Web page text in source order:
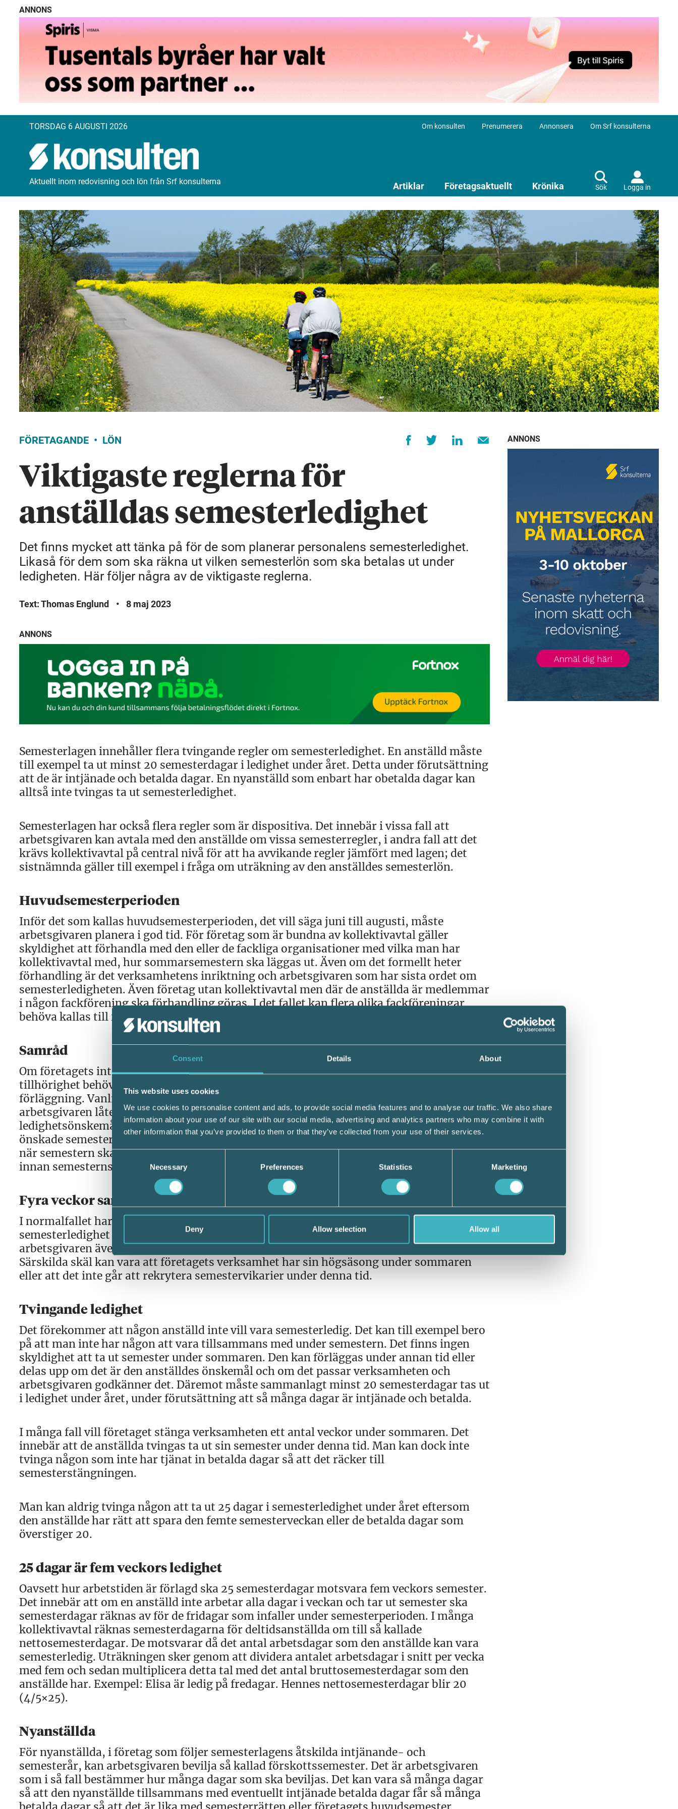
Consent Details About
This website uses cookies
We use cookies to personalise content and ads, to provide social media features and to analyse our traffic. We also share
information about your use of our site with our social media, advertising and analytics partners who may combine it with
other information that you’ve provided to them or that they’ve collected from your use of their services.
Consent
Selection
Necessary Preferences Statistics Marketing
Deny Allow selection Allow all
ANNONS
TORSDAG 6 AUGUSTI 2026 Om konsulten Prenumerera Annonsera Om Srf konsulterna
Aktuellt inom redovisning och lön från Srf konsulterna Artiklar Företagsaktuellt Krönika Sök Logga in
FÖRETAGANDE LÖN
Viktigaste reglerna för
anställdas semesterledighet
Det finns mycket att tänka på för de som planerar personalens semesterledighet.
Likaså för dem som ska räkna ut vilken semesterlön som ska betalas ut under
ledigheten. Här följer några av de viktigaste reglerna.
Text: Thomas Englund • 8 maj 2023
ANNONS
Semesterlagen innehåller flera tvingande regler om semesterledighet. En anställd måste
till exempel ta ut minst 20 semesterdagar i ledighet under året. Detta under förutsättning
att de är intjänade och betalda dagar. En nyanställd som enbart har obetalda dagar kan
alltså inte tvingas ta ut semesterledighet.
Semesterlagen har också flera regler som är dispositiva. Det innebär i vissa fall att
arbetsgivaren kan avtala med den anställde om vissa semesterregler, i andra fall att det
krävs kollektivavtal på central nivå för att ha avvikande regler jämfört med lagen; det
sistnämnda gäller till exempel i fråga om uträkning av den anställdes semesterlön.
Huvudsemesterperioden
Inför det som kallas huvudsemesterperioden, det vill säga juni till augusti, måste
arbetsgivaren planera i god tid. För företag som är bundna av kollektivavtal gäller
skyldighet att förhandla med den eller de fackliga organisationer med vilka man har
kollektivavtal med, hur sommarsemestern ska läggas ut. Även om det formellt heter
förhandling är det verksamhetens inriktning och arbetsgivaren som har sista ordet om
semesterledigheten. Även företag utan kollektivavtal men där de anställda är medlemmar
i någon fackförening ska förhandling göras. I det fallet kan flera olika fackföreningar
behöva kallas till förhandlingen.
Samråd
Om företagets inte omfattas av kollektivavtal eller om det inte finns några med facklig
tillhörighet behöver inte arbetsgivaren förhandla med de anställda om ledighetens
förläggning. Vanligt är dock att någon form av samråd sker. Rent praktiskt kanske
arbetsgivaren låter en semesterlista cirkulera där de anställda noterar sina
ledighetsönskemål. Om arbetsgivaren behöver ändra på någon eller några anställdas
önskade semesterledighet och man inte blir överens om denna bestämmer arbetsgivaren
när semestern ska tas ut, dock måste detta meddelas den anställde senast två månader
innan semesterns början.
Fyra veckor sammanhängande
I normalfallet har de anställda enligt lag rätt till fyra veckors sammanhängande
semesterledighet under sommarperioden juni–augusti. Om särskilda skäl finns kan
arbetsgivaren även utan stöd i kollektivavtal förlägga huvudsemestern på annan tid.
Särskilda skäl kan vara att företagets verksamhet har sin högsäsong under sommaren
eller att det inte går att rekrytera semestervikarier under denna tid.
Tvingande ledighet
Det förekommer att någon anställd inte vill vara semesterledig. Det kan till exempel bero
på att man inte har någon att vara tillsammans med under semestern. Det finns ingen
skyldighet att ta ut semester under sommaren. Den kan förläggas under annan tid eller
delas upp om det är den anställdes önskemål och om det passar verksamheten och
arbetsgivaren godkänner det. Däremot måste sammanlagt minst 20 semesterdagar tas ut
i ledighet under året, under förutsättning att så många dagar är intjänade och betalda.
I många fall vill företaget stänga verksamheten ett antal veckor under sommaren. Det
innebär att de anställda tvingas ta ut sin semester under denna tid. Man kan dock inte
tvinga någon som inte har tjänat in betalda dagar så att det räcker till
semesterstängningen.
Man kan aldrig tvinga någon att ta ut 25 dagar i semesterledighet under året eftersom
den anställde har rätt att spara den femte semesterveckan eller de betalda dagar som
överstiger 20.
25 dagar är fem veckors ledighet
Oavsett hur arbetstiden är förlagd ska 25 semesterdagar motsvara fem veckors semester.
Det innebär att om en anställd inte arbetar alla dagar i veckan och tar ut semester ska
semesterdagar räknas av för de fridagar som infaller under semesterperioden. I många
kollektivavtal räknas semesterdagarna för deltidsanställda om till så kallade
nettosemesterdagar. De motsvarar då det antal arbetsdagar som den anställde kan vara
semesterledig. Uträkningen sker genom att dividera antalet arbetsdagar i snitt per vecka
med fem och sedan multiplicera detta tal med det antal bruttosemesterdagar som den
anställde har. Exempel: Elisa är ledig på fredagar. Hennes nettosemesterdagar blir 20
(4/5×25).
Nyanställda
För nyanställda, i företag som följer semesterlagens åtskilda intjänande- och
semesterår, kan arbetsgivaren bevilja så kallad förskottssemester. Det är arbetsgivaren
som i så fall bestämmer hur många dagar som ska beviljas. Det kan vara så många dagar
så att den nyanställde tillsammans med eventuellt intjänade betalda dagar får så många
ANNONS